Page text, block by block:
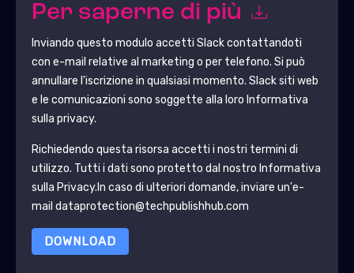
Per saperne di più
Inviando questo modulo accetti Slackcontattandoti
con e-mail relative al marketing o per telefono. Si può
annullare l'iscrizione in qualsiasi momento. Slacksiti web
e le comunicazioni sono soggette alla loro Informativa
sulla privacy.
Richiedendo questa risorsa accetti i nostri termini di
utilizzo. Tutti i dati sono protetto dal nostro Informativa
sulla Privacy.In caso di ulteriori domande, inviare un'e-
mail dataprotection@techpublishhub.com
DOWNLOAD